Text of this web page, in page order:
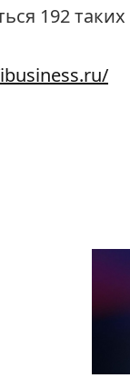
192